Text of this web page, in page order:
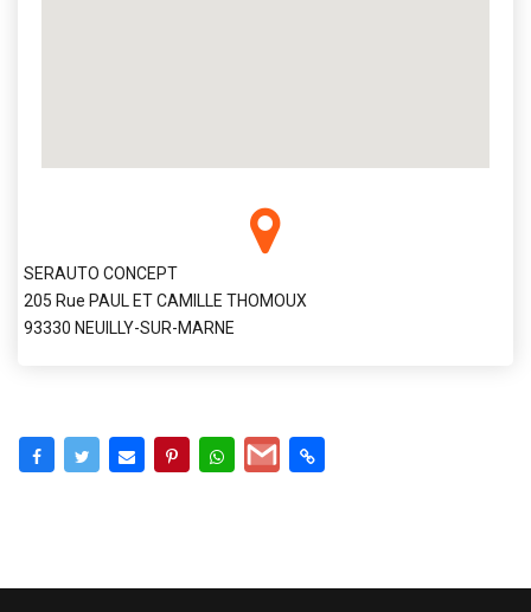
SERAUTO CONCEPT
205 Rue PAUL ET CAMILLE THOMOUX
93330 NEUILLY-SUR-MARNE